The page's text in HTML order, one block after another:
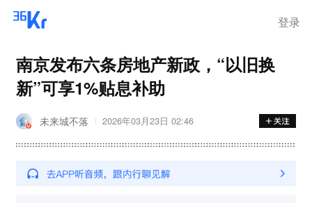
登录
南京发布六条房地产新政，“以旧换
新”可享1%贴息补助
未来城不落 2026年03月23日 02:46